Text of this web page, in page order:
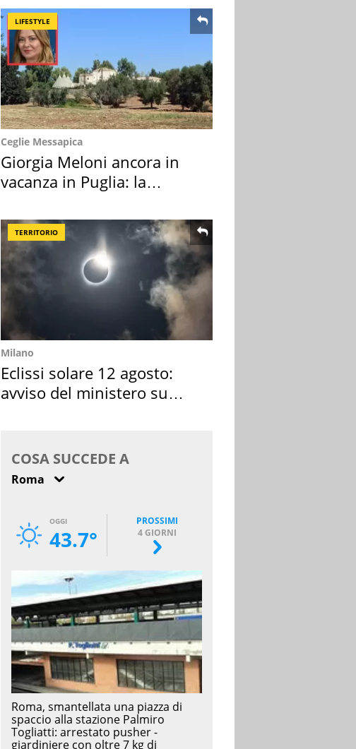
LIFESTYLE
Ceglie Messapica
Giorgia Meloni ancora in
vacanza in Puglia: la
TERRITORIO
Milano
Eclissi solare 12 agosto:
avviso del ministero su